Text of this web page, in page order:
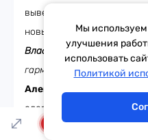
вывернулся наизнанку,
новым подвигам...
Владислав Ценёв:
Во
гармония!
Александр Генерозов:
одержимости не
ишь ты чего придумал!
Мы
улучшения
использовать
Политикой